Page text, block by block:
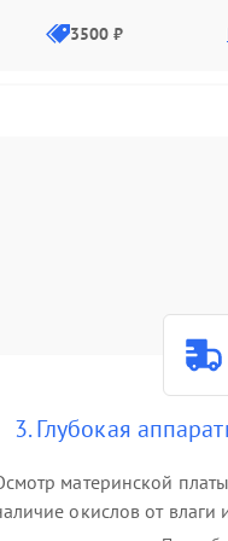
3500 ₽
3000 ₽
3. Глубокая
материнской
окислов от